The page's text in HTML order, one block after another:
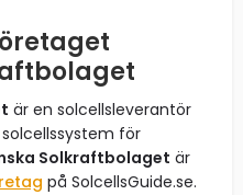
är en solcellsleverantör
för
Solkraftbolaget är
på SolcellsGuide.se.